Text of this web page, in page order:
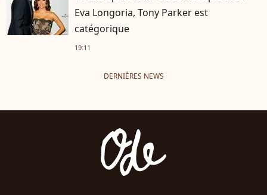
Eva Longoria, Tony Parker est
catégorique
19:11
DERNIÈRES NEWS